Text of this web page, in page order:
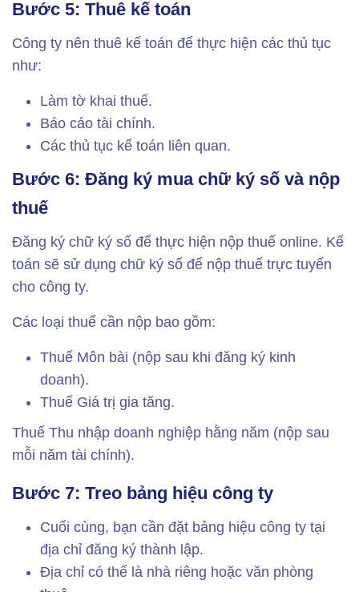
Bước 5: Thuê kế toán
Công ty nên thuê kế toán để thực hiện các thủ tục
như:
Làm tờ khai thuế.
Báo cáo tài chính.
Các thủ tục kế toán liên quan.
Bước 6: Đăng ký mua chữ ký số và nộp
thuế
Đăng ký chữ ký số để thực hiện nộp thuế online. Kế
toán sẽ sử dụng chữ ký số để nộp thuế trực tuyến
cho công ty.
Các loại thuế cần nộp bao gồm:
Thuế Môn bài (nộp sau khi đăng ký kinh
doanh).
Thuế Giá trị gia tăng.
Thuế Thu nhập doanh nghiệp hằng năm (nộp sau
mỗi năm tài chính).
Bước 7: Treo bảng hiệu công ty
Cuối cùng, bạn cần đặt bảng hiệu công ty tại
địa chỉ đăng ký thành lập.
Địa chỉ có thể là nhà riêng hoặc văn phòng